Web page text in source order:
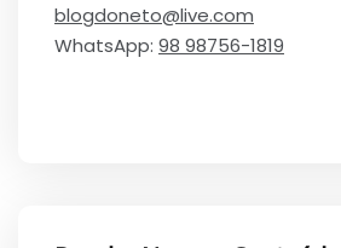
blogdoneto@live.com
WhatsApp: 98 98756-1819